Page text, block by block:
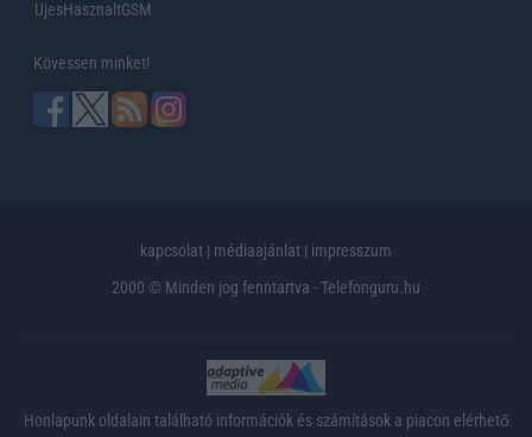
UjesHasznaltGSM
Kövessen minket!
kapcsolat | médiaajánlat | impresszum
2000 © Minden jog fenntartva - Telefonguru.hu
Honlapunk oldalain található információk és számítások a piacon elérhető